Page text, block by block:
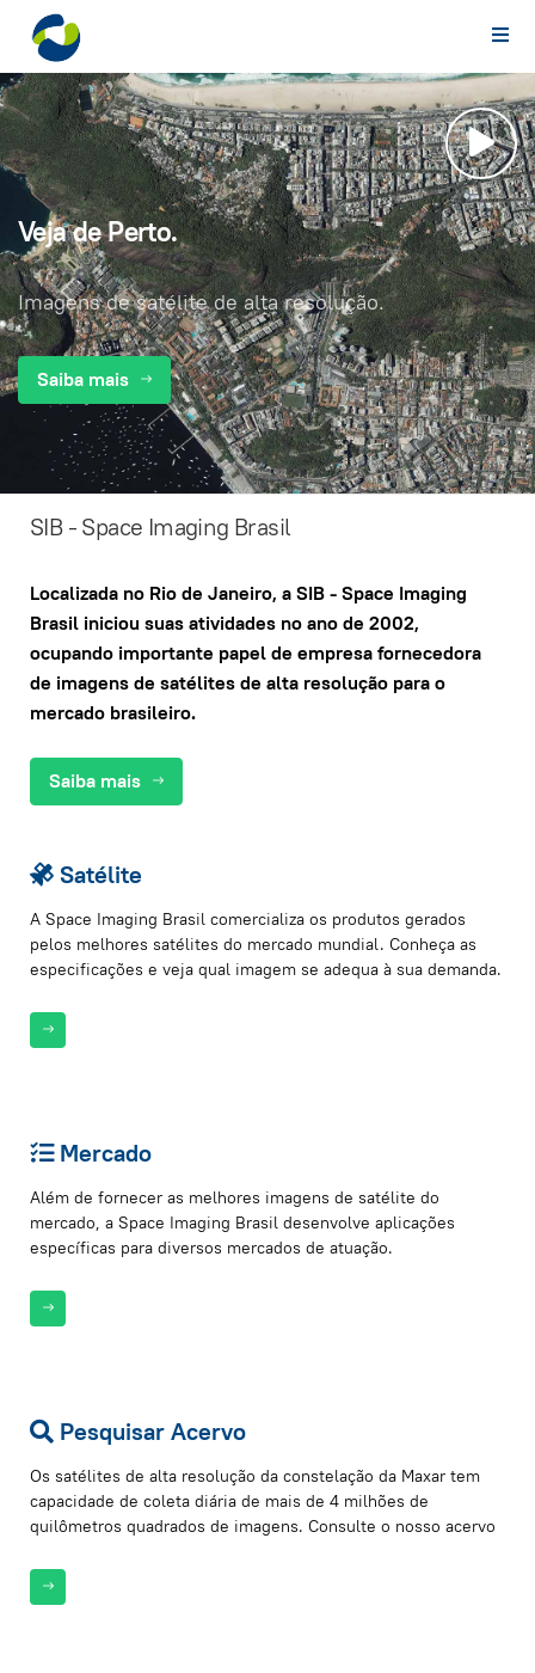
Veja de Perto.
Imagens de satélite de alta resolução.
Saiba mais
SIB - Space Imaging Brasil
Localizada no Rio de Janeiro, a SIB - Space Imaging
Brasil iniciou suas atividades no ano de 2002,
ocupando importante papel de empresa fornecedora
de imagens de satélites de alta resolução para o
mercado brasileiro.
Saiba mais
Satélite
A Space Imaging Brasil comercializa os produtos gerados
pelos melhores satélites do mercado mundial. Conheça as
especificações e veja qual imagem se adequa à sua demanda.
Mercado
Além de fornecer as melhores imagens de satélite do
mercado, a Space Imaging Brasil desenvolve aplicações
específicas para diversos mercados de atuação.
Pesquisar Acervo
Os satélites de alta resolução da constelação da Maxar tem
capacidade de coleta diária de mais de 4 milhões de
quilômetros quadrados de imagens. Consulte o nosso acervo